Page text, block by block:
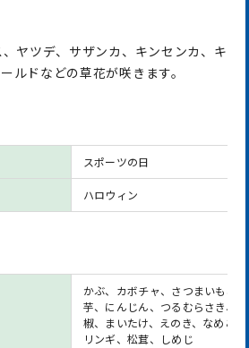
ヤツデ、サザンカ、キンセンカ、キ
ルドなどの草花が咲きます。
スポーツの日
ハロウィン
かぶ、カボチャ、さつまいも、里
芋、にんじん、つるむらさき、山
椒、まいたけ、えのき、なめこ
リンギ、松茸、しめじ